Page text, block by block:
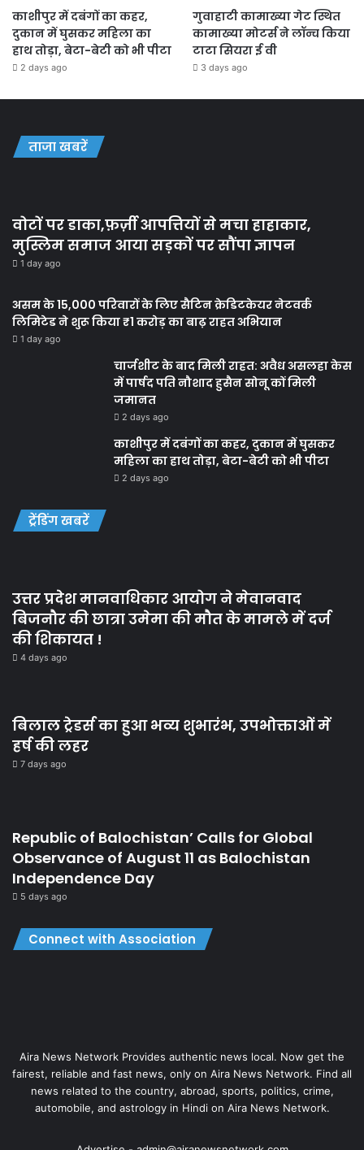
काशीपुर में दबंगों का कहर,
दुकान में घुसकर महिला का
हाथ तोड़ा, बेटा-बेटी को भी पीटा
2 days ago
गुवाहाटी कामाख्या गेट स्थित
कामाख्या मोटर्स ने लॉन्च किया
टाटा सियरा ई वी
3 days ago
ताजा खबरें
वोटों पर डाका,फ़र्ज़ी आपत्तियों से मचा हाहाकार,
मुस्लिम समाज आया सड़कों पर सौंपा ज्ञापन
1 day ago
असम के 15,000 परिवारों के लिए सैटिन क्रेडिटकेयर नेटवर्क
लिमिटेड ने शुरू किया ₹1 करोड़ का बाढ़ राहत अभियान
1 day ago
चार्जशीट के बाद मिली राहत: अवैध असलहा केस
में पार्षद पति नौशाद हुसैन सोनू कों मिली
जमानत
2 days ago
काशीपुर में दबंगों का कहर, दुकान में घुसकर
महिला का हाथ तोड़ा, बेटा-बेटी को भी पीटा
2 days ago
ट्रेंडिंग खबरें
उत्तर प्रदेश मानवाधिकार आयोग ने मेवानवाद
बिजनौर की छात्रा उमेमा की मौत के मामले में दर्ज
की शिकायत !
4 days ago
बिलाल ट्रेडर्स का हुआ भव्य शुभारंभ, उपभोक्ताओं में
हर्ष की लहर
7 days ago
Republic of Balochistan’ Calls for Global
Observance of August 11 as Balochistan
Independence Day
5 days ago
Connect with Association
Aira News Network Provides authentic news local. Now get the
fairest, reliable and fast news, only on Aira News Network. Find all
news related to the country, abroad, sports, politics, crime,
automobile, and astrology in Hindi on Aira News Network.